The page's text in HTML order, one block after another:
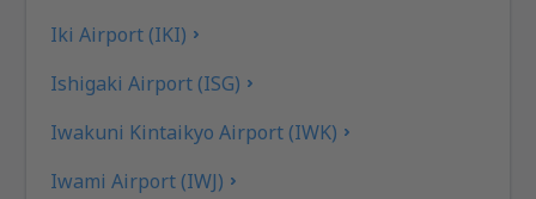
Iki Airport (IKI)
Ishigaki Airport (ISG)
Iwakuni Kintaikyo Airport (IWK)
Iwami Airport (IWJ)